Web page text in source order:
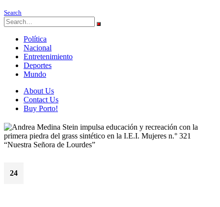
Search
Política
Nacional
Entretenimiento
Deportes
Mundo
About Us
Contact Us
Buy Porto!
24